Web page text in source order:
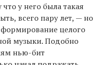
у него была такая
всего пару лет, — но
целого
музыки. Подобно
нью-бит